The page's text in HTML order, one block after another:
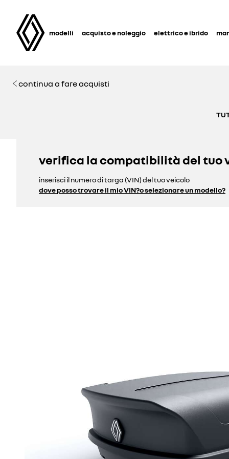
modelli acquisto e noleggio elettrico e ibrido
continua a fare acquisti
verifica la compatibilità del tuo
inserisci il numero di targa (VIN) del tuo veicolo
dove posso trovare il mio VIN?o selezionare un modello?